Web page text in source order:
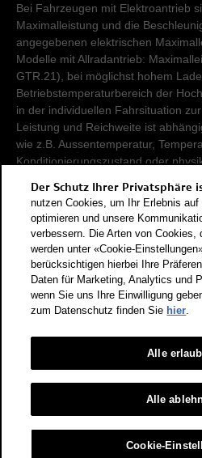
Bei Fahrzeugen mit Elektroantrieb
Maximalleistung und die
angegebenen elektrischen
Modelle mit Allradantrieb:
GTR.21), bei möglichst hohem
Betriebstemperaturbereich der
in der individuellen Fahrsituation
Leistung und Reichweite ist
wie z.B. Aussentemperatur,
Konditionierungszustand oder
Damit Energieverbräuche
(Benzin, Diesel, Gas, Strom, usw.)
zusätzlich als sogenannte
Energie) ausgewiesen. CO2 ist das
hauptverantwortliche
Schweiz angebotenen
CO2-Zielwert der in der Schweiz
Fahrzeugmodelle: 93.6 g/km
Fahrzeug können von den
der individuellen
Energieeffizienz-Kategorie nach
Berechnungsverfahren gemäss
01.01.2023. Informationen zur
Personenwagen finden Sie unter
Der Schutz Ihrer Privatsphäre
nutzen Cookies, um Ihr Erlebnis
optimieren und unsere
verbessern. Die Arten von Cookies,
werden unter «Cookie-
berücksichtigen hierbei Ihre
Daten für Marketing, Analytics und
wenn Sie uns Ihre Einwilligung
zum Datenschutz finden Sie hier.
Cookie-
Alle
Alle